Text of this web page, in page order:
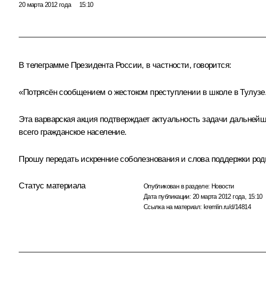
20 марта 2012 года 15:10
В телеграмме Президента России, в частности, говорится:
«Потрясён сообщением о жестоком преступлении в школе в
Эта варварская акция подтверждает актуальность задачи
всего гражданское население.
Прошу передать искренние соболезнования и слова поддержки
Статус материала Опубликован в разделе: Новости
Дата публикации: 20 марта 2012 года, 15:10
Ссылка на материал: kremlin.ru/d/14814